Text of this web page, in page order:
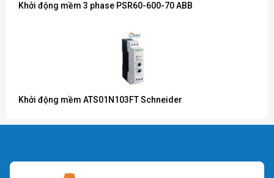
Khởi động mềm 3 phase PSR60-600-70 ABB
Khởi động mềm ATS01N103FT Schneider